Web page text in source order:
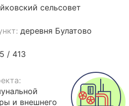
сельсовет
деревня Булатово
/ 413
и внешнего